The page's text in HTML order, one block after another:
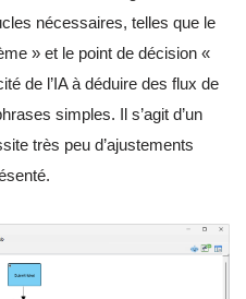
nécessaires, telles que le
» et le point de décision «
de l’IA à déduire des flux de
simples. Il s’agit d’un
très peu d’ajustements